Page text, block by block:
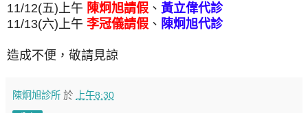
11/12(五)上午 陳炯旭請假 、 黃立偉代診
11/13(六)上午 李冠儀請假 、 陳炯旭代診
造成不便，敬請見諒
陳炯旭診所 於 上午8:30